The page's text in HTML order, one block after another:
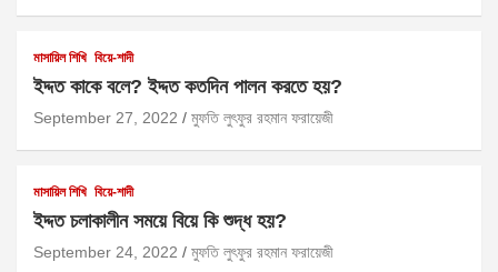
মাসায়িল শিখি বিয়ে-শাদী
ইদ্দত কাকে বলে? ইদ্দত কতদিন পালন করতে হয়?
September 27, 2022 মুফতি লুৎফুর রহমান ফরায়েজী
মাসায়িল শিখি বিয়ে-শাদী
ইদ্দত চলাকালীন সময়ে বিয়ে কি শুদ্ধ হয়?
September 24, 2022 মুফতি লুৎফুর রহমান ফরায়েজী